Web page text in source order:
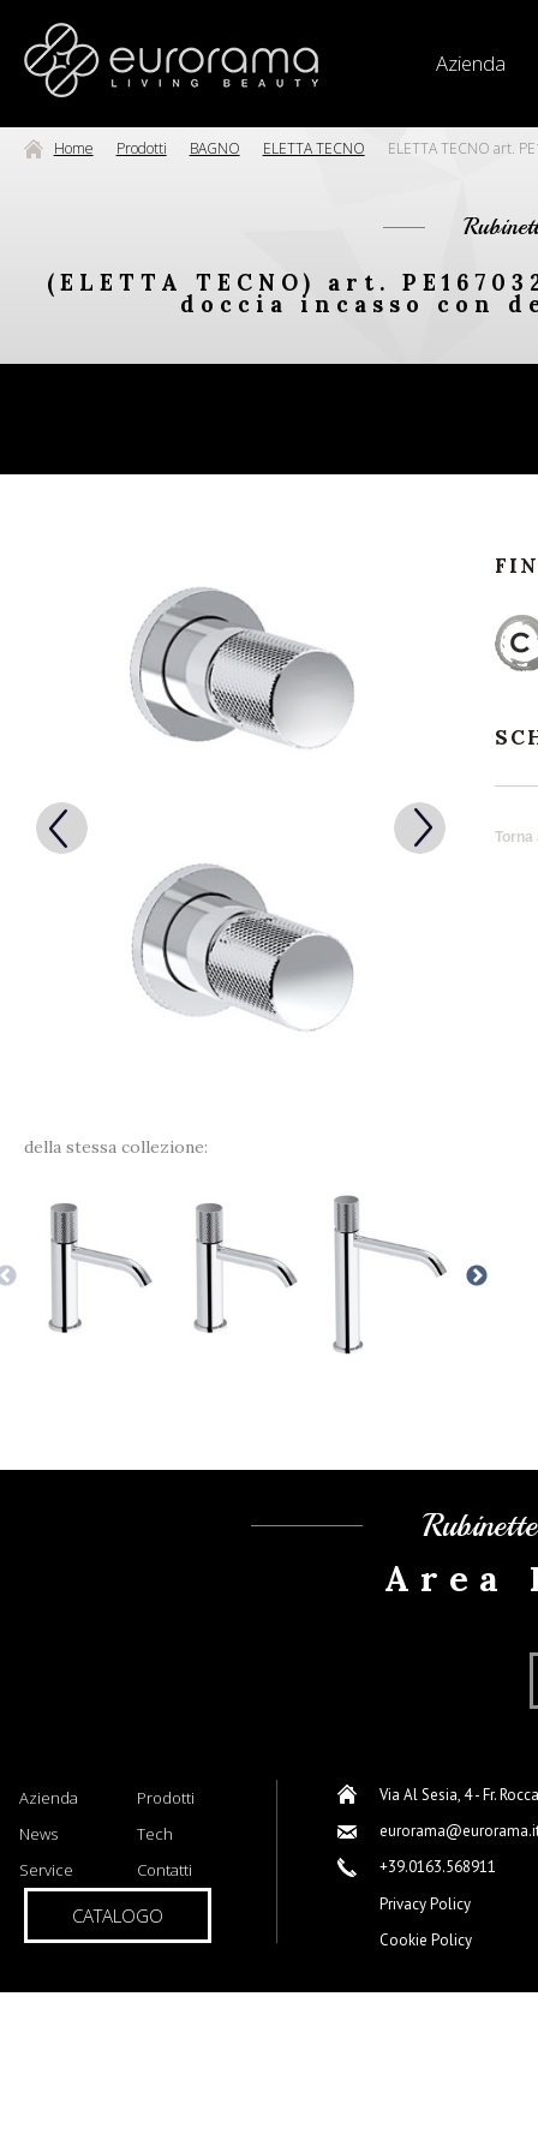
Azienda
Home Prodotti BAGNO ELETTA TECNO ELETTA TECNO art.
(ELETTA TECNO) art.
doccia incasso con
della stessa collezione:
Torna
Area
Azienda
Prodotti
News
Tech
Service
Contatti
CATALOGO
Via Al Sesia, 4 - Fr.
+39.0163.568911
Privacy Policy
Cookie Policy